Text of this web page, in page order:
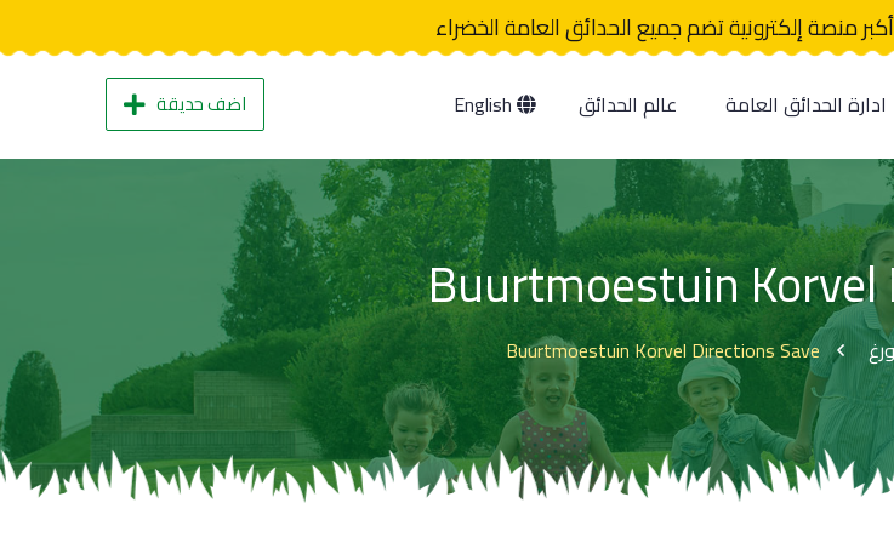
منصة إلكترونية تضم جميع الحدائق العامة الخضراء
ادارة الحدائق العامة عالم الحدائق اضف حديقة
Buurtmoestuin Korvel
Buurtmoestuin Korvel Directions Save